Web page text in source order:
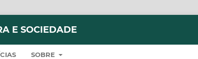
E SOCIEDADE
SOBRE